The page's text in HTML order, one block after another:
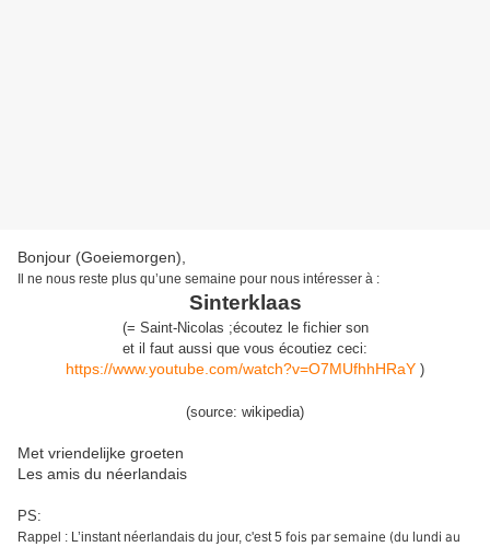
Bonjour (Goeiemorgen),
Il ne nous reste plus qu’une semaine pour nous intéresser à :
Sinterklaas
(= Saint-Nicolas ;écoutez le fichier son
et il faut aussi que vous écoutiez ceci:
https://www.youtube.com/watch?v=O7MUfhhHRaY )
(source: wikipedia)
Met vriendelijke groeten
Les amis du néerlandais
PS:
Rappel : L’instant néerlandais du jour, c'est 5 fois par semaine (du lundi au